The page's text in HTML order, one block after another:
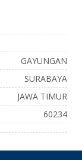
GAYUNGAN
SURABAYA
JAWA TIMUR
60234